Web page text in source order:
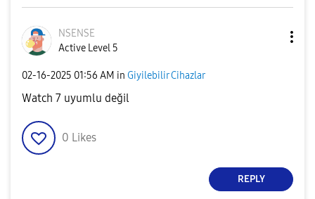
NSENSE
Active Level 5
‎02-16-2025 01:56 AM in Giyilebilir Cihazlar
Watch 7 uyumlu değil
0 Likes
REPLY